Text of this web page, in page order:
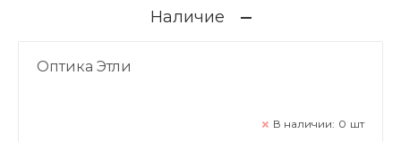
Наличие
Оптика Этли
В наличии: 0 шт